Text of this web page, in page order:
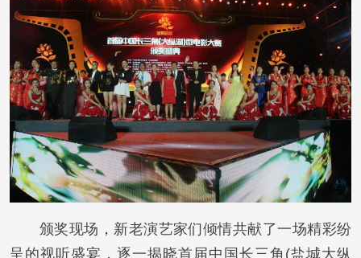
颁奖现场，新老演艺家们倾情共献了一场精彩纷
呈的视听盛宴，逐一揭晓首届中国长三角(盐城大纵